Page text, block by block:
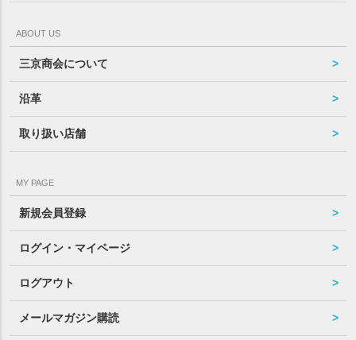
ABOUT US
三京商会について
沿革
取り扱い店舗
MY PAGE
新規会員登録
ログイン・マイページ
ログアウト
メールマガジン購読